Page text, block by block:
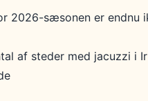
2026-sæsonen er endnu
af steder med jacuzzi i